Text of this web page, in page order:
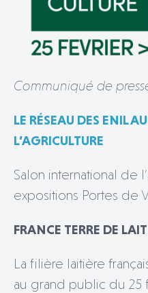
Communiqué de
LE RÉSEAU DES ENIL
L’AGRICULTURE
Salon international de
expositions Portes de
FRANCE TERRE DE LAIT
La filière laitière
au grand public du 25